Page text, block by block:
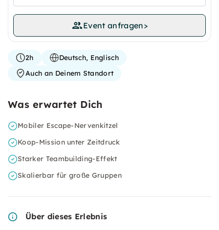
Event anfragen>
2h
Deutsch, Englisch
Auch an Deinem Standort
Was erwartet Dich
Mobiler Escape-Nervenkitzel
Koop-Mission unter Zeitdruck
Starker Teambuilding-Effekt
Skalierbar für große Gruppen
Über dieses Erlebnis